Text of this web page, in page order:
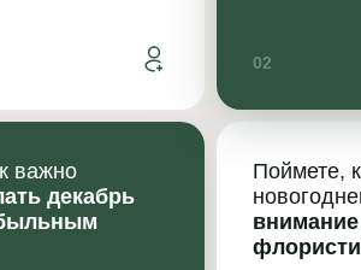
важно
декабрь
Поймете,
02